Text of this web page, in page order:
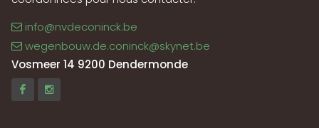
info@nvdeconinck.be
wegenbouw.de.coninck@skynet.be
Vosmeer 14 9200 Dendermonde